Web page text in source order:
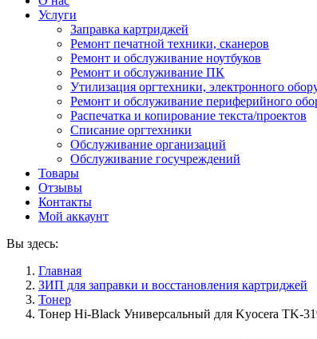
Услуги
Заправка картриджей
Ремонт печатной техники, сканеров
Ремонт и обслуживание ноутбуков
Ремонт и обслуживание ПК
Утилизация оргтехники, электронного
Ремонт и обслуживание периферийного
Распечатка и копирование текста/проектов
Списание оргтехники
Обслуживание организаций
Обслуживание госучреждений
Товары
Отзывы
Контакты
Мой аккаунт
Вы здесь:
Главная
ЗИП для заправки и восстановления картриджей
Тонер
Тонер Hi-Black Универсальный для Kyocera TK-